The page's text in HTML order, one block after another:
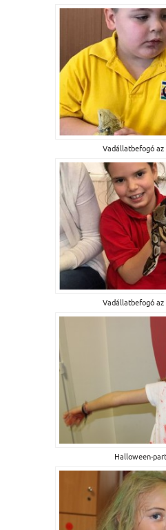
Vadállatbefogó az
Vadállatbefogó az
Halloween-